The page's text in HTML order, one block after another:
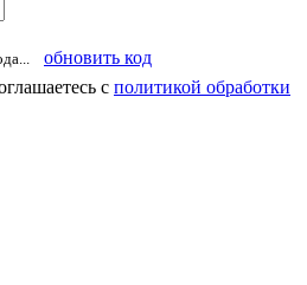
обновить код
с политикой обработки